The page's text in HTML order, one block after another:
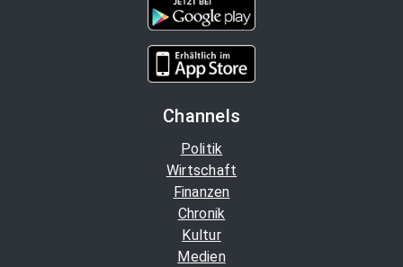
Channels
Politik
Wirtschaft
Finanzen
Chronik
Kultur
Medien